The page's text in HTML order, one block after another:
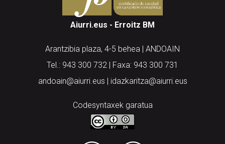
Aiurri.eus - Erroitz BM
Arantzibia plaza, 4-5 behea | ANDOAIN
Tel.: 943 300 732 | Faxa: 943 300 731
andoain@aiurri.eus | idazkaritza@aiurri.eus
Codesyntaxek garatua